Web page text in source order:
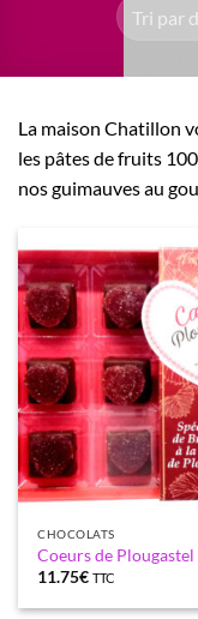
La maison Chatillon
les pâtes de fruits
nos guimauves au
CHOCOLATS
Coeurs de Plougastel
11.75€ TTC